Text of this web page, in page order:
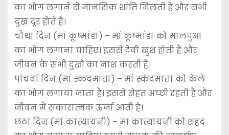
का भोग लगाने से मानसिक शांति मिलती है और सभी
दुख दूर होते हैं।
चौथा दिन (मां कूष्मांडा) – मां कूष्मांडा को मालपुआ
का भोग लगाना चाहिए। इससे देवी खुश होती हैं और
जीवन के सभी दुखों का नाश करती हैं।
पांचवां दिन (मां स्कंदमाता) – मां स्कंदमाता को केले
का भोग लगाया जाता है। इससे सेहत अच्छी रहती है और
जीवन में सकारात्मक ऊर्जा आती है।
छठा दिन (मां कात्यायनी) – मां कात्यायनी को शहद